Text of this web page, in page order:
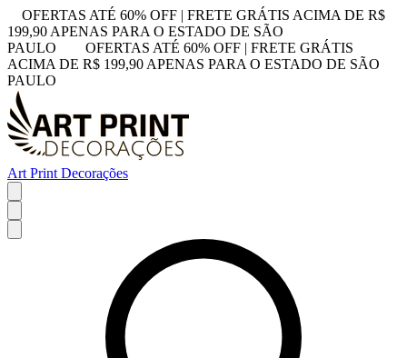
OFERTAS ATÉ 60% OFF | FRETE GRÁTIS ACIMA DE R$
199,90 APENAS PARA O ESTADO DE SÃO
PAULO
OFERTAS ATÉ 60% OFF | FRETE GRÁTIS
ACIMA DE R$ 199,90 APENAS PARA O ESTADO DE SÃO
PAULO
Art Print Decorações